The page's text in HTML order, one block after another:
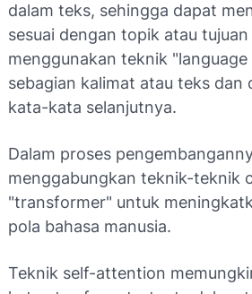
dalam teks, sehingga dapat
sesuai dengan topik atau
menggunakan teknik
sebagian kalimat atau teks
kata-kata selanjutnya.
Dalam proses
menggabungkan teknik-teknik
"transformer" untuk
pola bahasa manusia.
Teknik self-attention